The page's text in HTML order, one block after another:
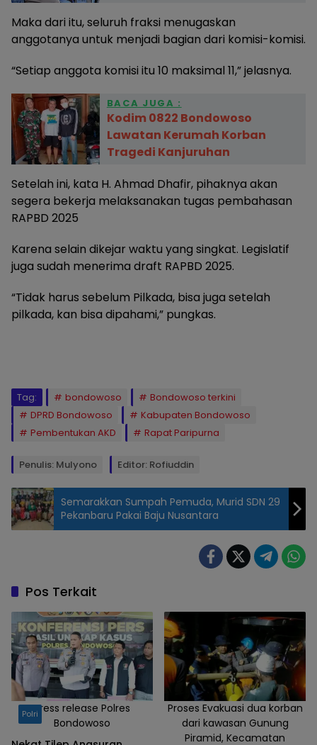
Maka dari itu, seluruh fraksi menugaskan
anggotanya untuk menjadi bagian dari komisi-komisi.
“Setiap anggota komisi itu 10 maksimal 11,” jelasnya.
BACA JUGA :
Kodim 0822 Bondowoso
Lawatan Kerumah Korban
Tragedi Kanjuruhan
Setelah ini, kata H. Ahmad Dhafir, pihaknya akan
segera bekerja melaksanakan tugas pembahasan
RAPBD 2025
Karena selain dikejar waktu yang singkat. Legislatif
juga sudah menerima draft RAPBD 2025.
“Tidak harus sebelum Pilkada, bisa juga setelah
pilkada, kan bisa dipahami,” pungkas.
Tag: bondowoso
Bondowoso terkini
DPRD Bondowoso
Kabupaten Bondowoso
Pembentukan AKD
Rapat Paripurna
Penulis: Mulyono Editor: Rofiuddin
susunan Alat
Dewan
(AKD)
periode
2024-2029
bertempat di
Ruang Graha
Paripurna.
Semarakkan Sumpah Pemuda, Murid SDN 29
Pekanbaru Pakai Baju Nusantara
Pos Terkait
Press release Polres
Bondowoso
Polri
Proses Evakuasi dua korban
dari kawasan Gunung
Piramid, Kecamatan